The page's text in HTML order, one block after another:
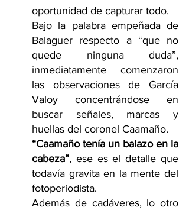
oportunidad de capturar todo.
Bajo la palabra empeñada de
Balaguer respecto a “que no
quede ninguna duda”,
inmediatamente comenzaron
las observaciones de García
Valoy concentrándose en
buscar señales, marcas y
huellas del coronel Caamaño.
“Caamaño tenía un balazo en la
cabeza”, ese es el detalle que
todavía gravita en la mente del
fotoperiodista.
Además de cadáveres, lo otro